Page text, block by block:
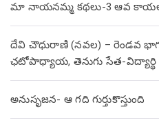
మా నాయనమ్మ కథలు-3 ఆవ కాయల
దేవి చౌధురాణి (నవల) – రెండవ
ఛటోపాధ్యాయ, తెనుగు సేత-విద్యార్థి
అనుసృజన- ఆ గది గుర్తుకొస్తుంది